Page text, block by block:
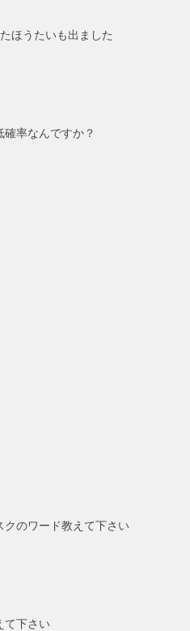
ほうたいも出ました
確率なんですか？
クのワード教えて下さい
て下さい